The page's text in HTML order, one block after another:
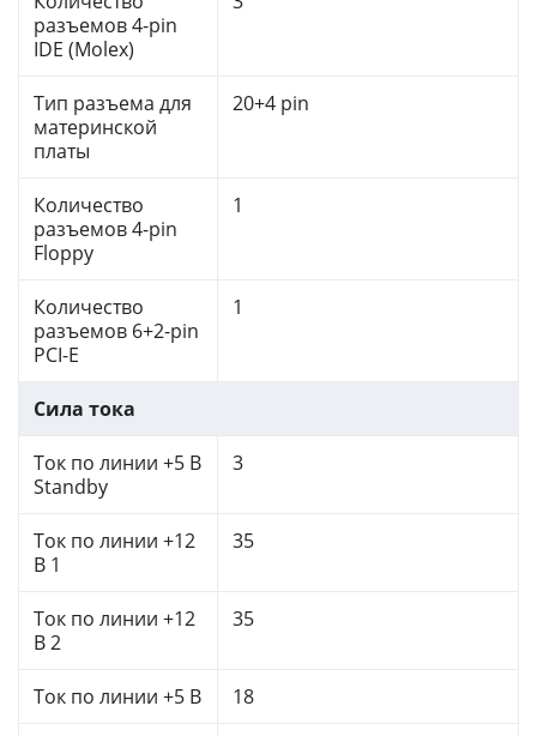
разъемов 4-pin
IDE (Molex)
Тип разъема для
материнской
платы
20+4 pin
Количество
разъемов 4-pin
Floppy
1
Количество
разъемов 6+2-pin
PCI-E
1
Сила тока
Ток по линии +5 В
Standby
3
Ток по линии +12
В 1
35
Ток по линии +12
В 2
35
Ток по линии +5 В 18